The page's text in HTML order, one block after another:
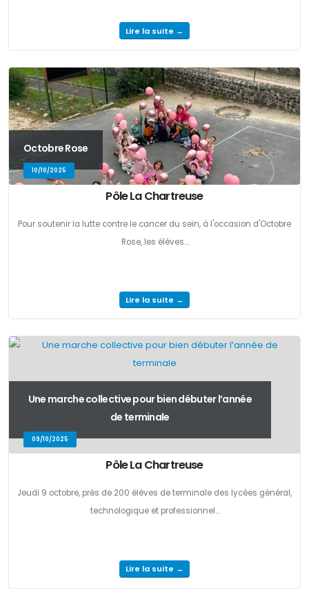
Lire la suite →
Octobre Rose
10/10/2025
Pôle La Chartreuse
Pour soutenir la lutte contre le cancer du sein, à l'occasion d'Octobre
Rose, les élèves...
Lire la suite →
Une marche collective pour bien débuter l’année
de terminale
09/10/2025
Pôle La Chartreuse
Jeudi 9 octobre, prés de 200 élèves de terminale des lycées général,
technologique et professionnel...
Lire la suite →